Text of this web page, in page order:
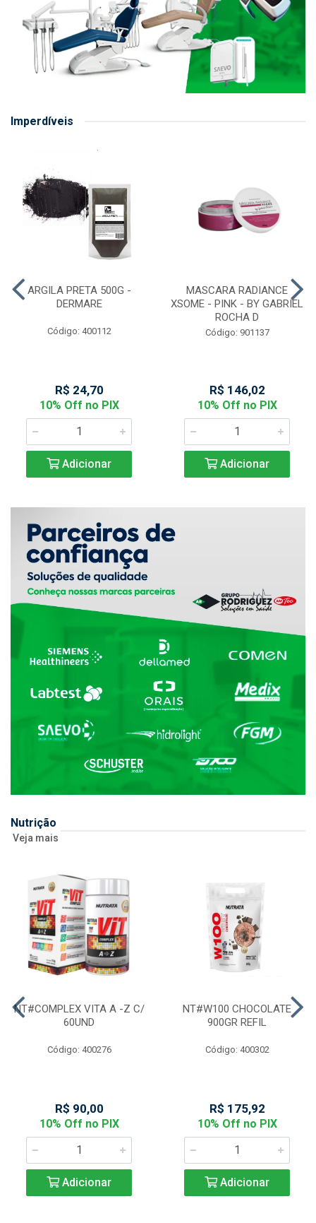
Imperdíveis
ARGILA PRETA 500G -
DERMARE
Código: 400112
R$ 24,70
10% Off no PIX
Adicionar
MASCARA RADIANCE
XSOME - PINK - BY GABRIEL
ROCHA D
Código: 901137
R$ 146,02
10% Off no PIX
Adicionar
Nutrição
Veja mais
NT#COMPLEX VITA A -Z C/
60UND
Código: 400276
R$ 90,00
10% Off no PIX
Adicionar
NT#W100 CHOCOLATE
900GR REFIL
Código: 400302
R$ 175,92
10% Off no PIX
Adicionar